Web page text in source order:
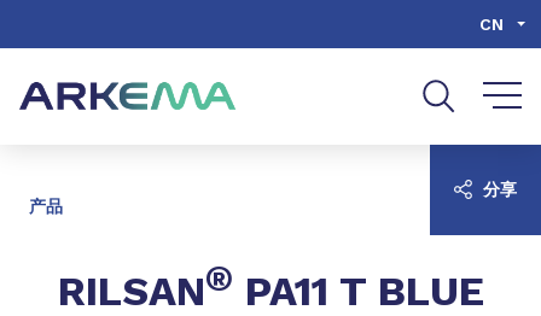
CN
产品
RILSAN® PA11 T BLUE
分享